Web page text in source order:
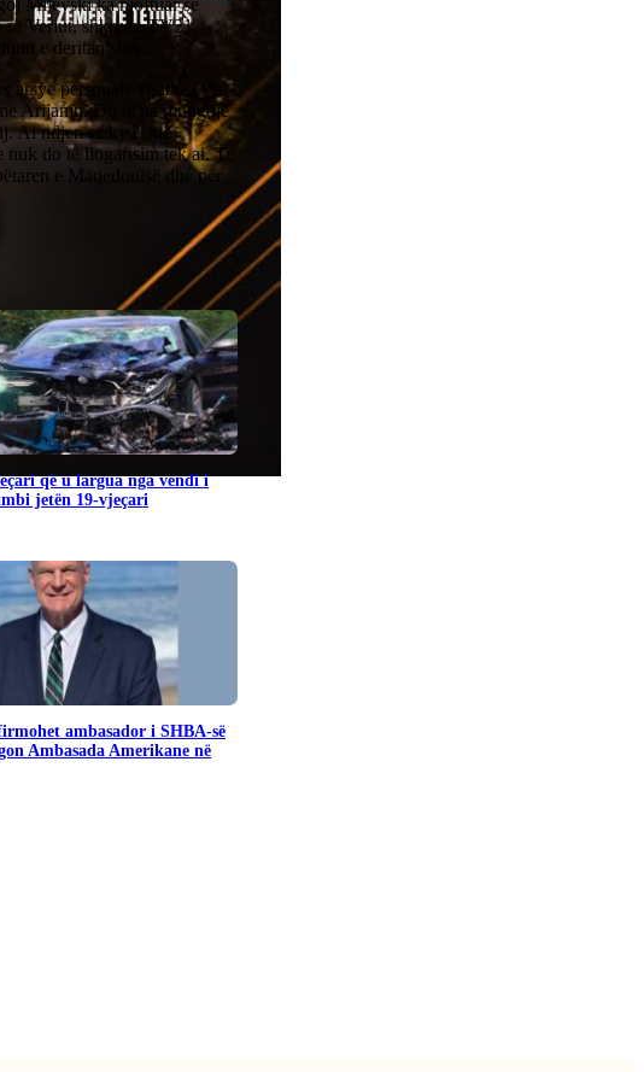
së Veriut, shkruan TV21.
e deritanishëm.
personale vendosi t’i
Arijanin. Do të na mungojë
Ai ndjen se ky është
do të llogarisim tek ai. Të
e Maqedonisë dhe për
që u largua nga vendi i
jetën 19-vjeçari
ambasador i SHBA-së
Ambasada Amerikane në